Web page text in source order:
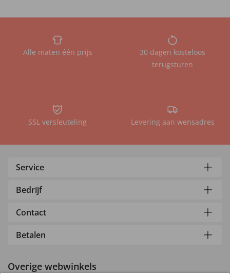
Alle maten één prijs
30 dagen kosteloos
terugsturen
SSL versleuteling Levering aan wensadres
Service
Bedrijf
Contact
Betalen
Overige webwinkels